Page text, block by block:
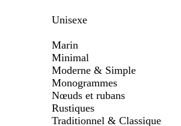
Unisexe
Marin
Minimal
Moderne & Simple
Monogrammes
Nœuds et rubans
Rustiques
Traditionnel & Classique